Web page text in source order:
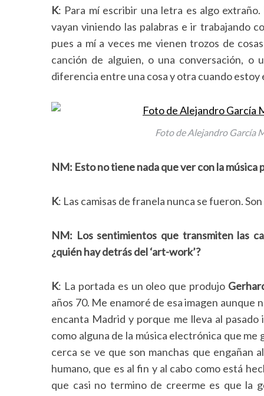
K: Para mí escribir una letra es algo
vayan viniendo las palabras e ir trabajando
pues a mí a veces me vienen trozos de
canción de alguien, o una conversación, o
diferencia entre una cosa y otra cuando estoy
Foto de Alejandro García
NM: Esto no tiene nada que ver con la música
K: Las camisas de franela nunca se fueron.
NM: Los sentimientos que transmiten las
¿quién hay detrás del ‘art-work’?
K: La portada es un oleo que produjo
años 70. Me enamoré de esa imagen aunque
encanta Madrid y porque me lleva al
como alguna de la música electrónica que
cerca se ve que son manchas que engañan
humano, que es al fin y al cabo como está
que casi no termino de creerme es que la